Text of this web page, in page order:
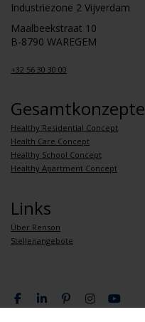
Industriezone 2 Vijverdam
Maalbeekstraat 10
B-8790 WAREGEM
+32 56 30 30 00
Gesamtkonzepte
Healthy Residential Concept
Health Care Concept
Healthy School Concept
Healthy Apartment Concept
Links
Über Renson
Stellenangebote